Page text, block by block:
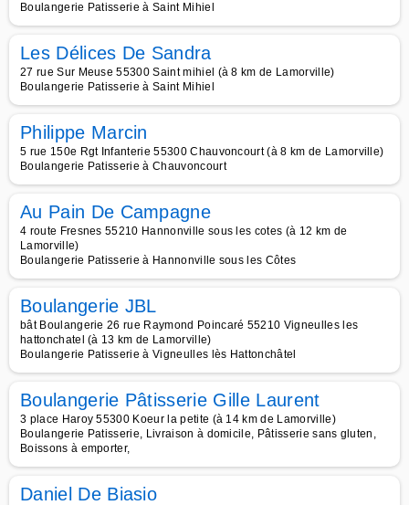
Boulangerie Patisserie à Saint Mihiel
Les Délices De Sandra
27 rue Sur Meuse 55300 Saint mihiel (à 8 km de Lamorville)
Boulangerie Patisserie à Saint Mihiel
Philippe Marcin
5 rue 150e Rgt Infanterie 55300 Chauvoncourt (à 8 km de Lamorville)
Boulangerie Patisserie à Chauvoncourt
Au Pain De Campagne
4 route Fresnes 55210 Hannonville sous les cotes (à 12 km de
Lamorville)
Boulangerie Patisserie à Hannonville sous les Côtes
Boulangerie JBL
bât Boulangerie 26 rue Raymond Poincaré 55210 Vigneulles les
hattonchatel (à 13 km de Lamorville)
Boulangerie Patisserie à Vigneulles lès Hattonchâtel
Boulangerie Pâtisserie Gille Laurent
3 place Haroy 55300 Koeur la petite (à 14 km de Lamorville)
Boulangerie Patisserie, Livraison à domicile, Pâtisserie sans gluten,
Boissons à emporter,
Daniel De Biasio